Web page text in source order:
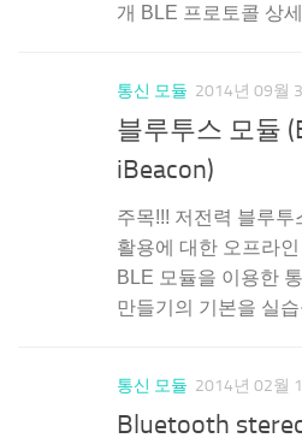
개 BLE 프로토콜 상
통신 모듈 2014년 09월
블루투스 모듈
iBeacon)
주목!!! 저전력 블루
활용에 대한 오프라
BLE 모듈을 이용한
만들기의 기본을 실
통신 모듈 2014년 02월
Bluetooth